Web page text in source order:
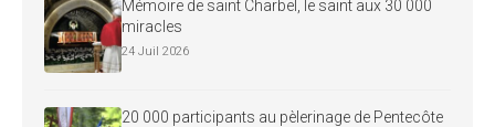
Mémoire de saint Charbel, le saint aux 30 000
miracles
24 Juil 2026
20 000 participants au pèlerinage de Pentecôte